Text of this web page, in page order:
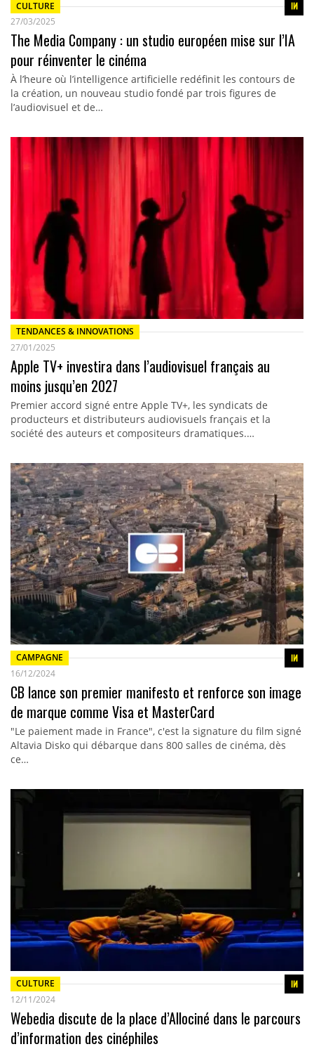
CULTURE
27/03/2025
The Media Company : un studio européen mise sur l’IA
pour réinventer le cinéma
À l’heure où l’intelligence artificielle redéfinit les contours de
la création, un nouveau studio fondé par trois figures de
l’audiovisuel et de…
TENDANCES & INNOVATIONS
27/01/2025
Apple TV+ investira dans l’audiovisuel français au
moins jusqu’en 2027
Premier accord signé entre Apple TV+, les syndicats de
producteurs et distributeurs audiovisuels français et la
société des auteurs et compositeurs dramatiques.…
CAMPAGNE
16/12/2024
CB lance son premier manifesto et renforce son image
de marque comme Visa et MasterCard
"Le paiement made in France", c'est la signature du film signé
Altavia Disko qui débarque dans 800 salles de cinéma, dès
ce…
CULTURE
12/11/2024
Webedia discute de la place d’Allociné dans le parcours
d’information des cinéphiles